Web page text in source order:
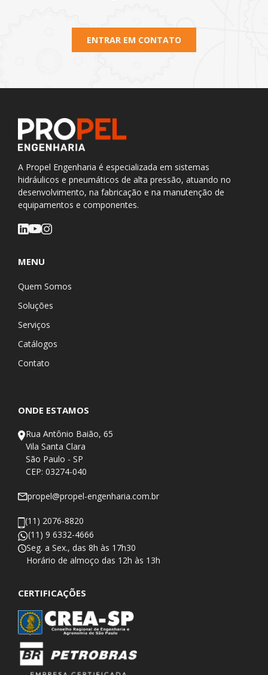
ENTRAR EM CONTATO
A Propel Engenharia é especializada em sistemas
hidráulicos e pneumáticos de alta pressão, atuando no
desenvolvimento, na fabricação e na manutenção de
equipamentos e componentes.
MENU
Quem Somos
Soluções
Serviços
Catálogos
Contato
ONDE ESTAMOS
Rua Antônio Baião, 65
Vila Santa Clara
São Paulo - SP
CEP: 03274-040
propel@propel-engenharia.com.br
(11) 2076-8820
(11) 9 6332-4666
Seg. a Sex., das 8h às 17h30
​Horário de almoço das 12h às 13h
CERTIFICAÇÕES